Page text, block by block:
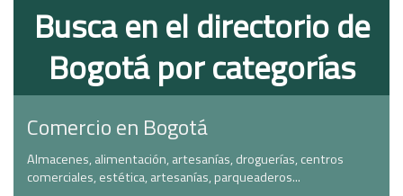
Busca en el directorio de
Bogotá por categorías
Comercio en Bogotá
Almacenes, alimentación, artesanías, droguerías, centros
comerciales, estética, artesanías, parqueaderos...